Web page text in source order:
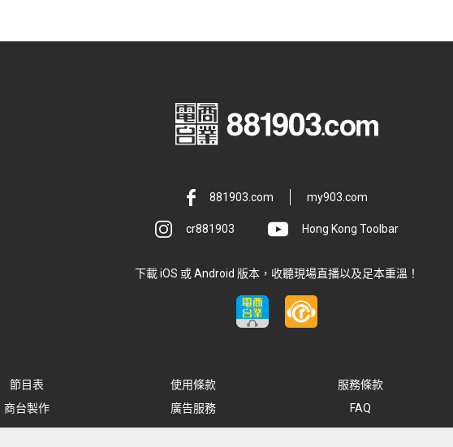
881903.com my903.com
cr881903 Hong Kong Toolbar
下載 iOS 或 Android 版本，收聽現場直播以及足本重溫！
節目表 使用條款 服務條款
商台製作 廣告服務 FAQ